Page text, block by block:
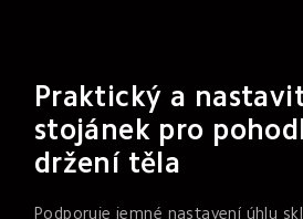
Praktický a
stojánek pro
držení těla
Podporuje jemné nastavení úhlu